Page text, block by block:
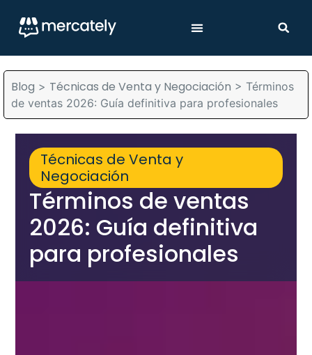
Blog > Técnicas de Venta y Negociación > Términos
de ventas 2026: Guía definitiva para profesionales
Técnicas de Venta y
Negociación
Términos de ventas
2026: Guía definitiva
para profesionales